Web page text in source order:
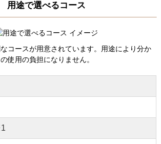
用途で選べるコース
コースが用意されています。用途により分か
使用の負担になりません。